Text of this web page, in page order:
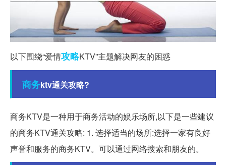
以下围绕“爱情攻略KTV”主题解决网友的困惑
商务ktv通关攻略?
商务KTV是一种用于商务活动的娱乐场所,以下是一些建议
的商务KTV通关攻略: 1. 选择适当的场所:选择一家有良好
声誉和服务的商务KTV。可以通过网络搜索和朋友的。